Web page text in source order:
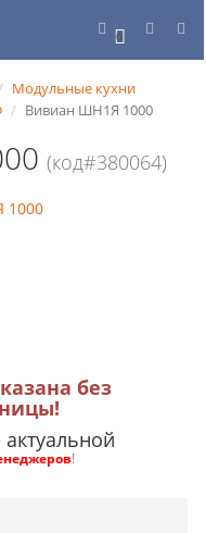
0
Модульные кухни
Вивиан ШН1Я 1000
(код#380064)
без
!